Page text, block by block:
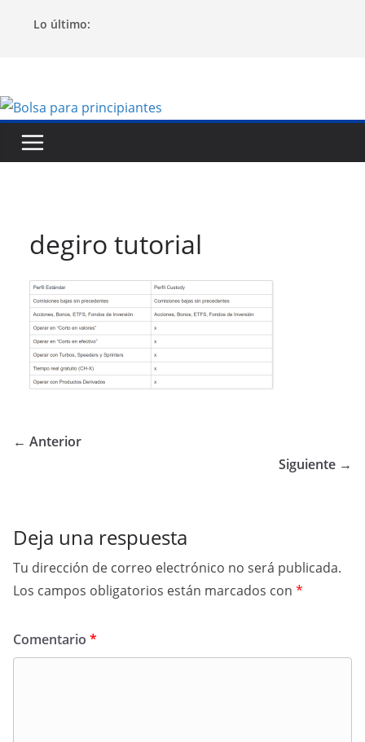
Lo último:
degiro tutorial
← Anterior
Siguiente →
Deja una respuesta
Tu dirección de correo electrónico no será publicada.
Los campos obligatorios están marcados con *
Comentario *